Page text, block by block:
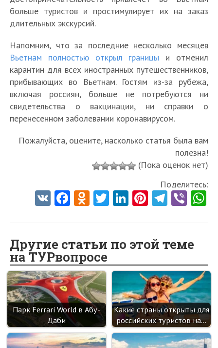
больше туристов и простимулирует их на заказ
длительных экскурсий.
Напомним, что за последние несколько месяцев
Вьетнам полностью открыл границы и отменил
карантин для всех иностранных путешественников,
прибывающих во Вьетнам. Гостям из-за рубежа,
включая россиян, больше не потребуются ни
свидетельства о вакцинации, ни справки о
перенесенном заболевании коронавирусом.
Пожалуйста, оцените, насколько статья была вам
полезна!
(Пока оценок нет)
Поделитесь:
V Fa
o
o
k
O
o
kl
as
sn
ik
i
T
er
Li
dI
n
Pi
es
t
Te
a
m
Vi
Другие статьи по этой теме
на ТУРвопросе
Парк Ferrari World в Абу-
Даби
Какие страны открыты для
российских туристов на…